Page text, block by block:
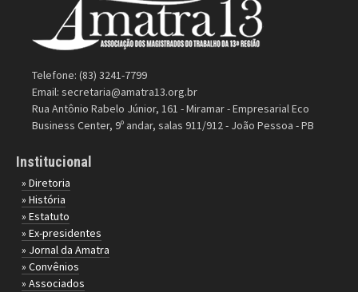
Telefone: (83) 3241-7799
Email: secretaria@amatra13.org.br
Rua Antônio Rabelo Júnior, 161 - Miramar - Empresarial Eco
Business Center, 9º andar, salas 911/912 - João Pessoa - PB
Institucional
» Diretoria
» História
» Estatuto
» Ex-presidentes
» Jornal da Amatra
» Convênios
» Associados